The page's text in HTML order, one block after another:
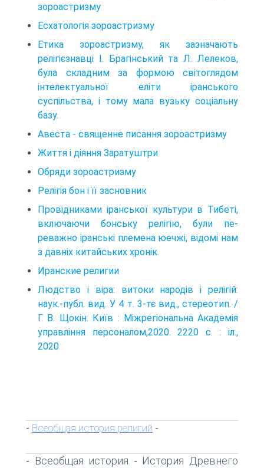
зороастризму
Есхатологія зороастризму
Етика зороастризму, як зазначають
релігієзнавці І. Брагінський та Л. Лелеков,
була складним за формою світоглядом
інтелектуальної еліти іранського
суспільства, і тому мала вузьку соціальну
базу.
Авеста - священне писання зороастризму
Життя і діяння Заратуштри
Обряди зороастризму
Релігія бон і її засновник
Провідниками іранської культури в Тибеті,
включаючи бонську релігію, були пе­
реважно іранські племена юечжі, відомі нам
з давніх китайських хронік.
Иранские религии
Людство і віра: витоки народів і релігій:
наук.-публ. вид. У 4 т. 3-тє вид., стереотип. /
Г. В. Щокін. Київ : Міжрегіональна Академія
управління персоналом,2020. 2220 с. : іл.,
2020
- Всеобщая история религий -
- Всеобщая история - История Древнего